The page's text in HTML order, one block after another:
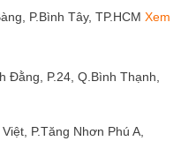
P.Bình Tây, TP.HCM Xem
Đằng, P.24, Q.Bình Thạnh,
P.Tăng Nhơn Phú A,